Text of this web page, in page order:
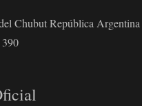
Chubut República Argentina